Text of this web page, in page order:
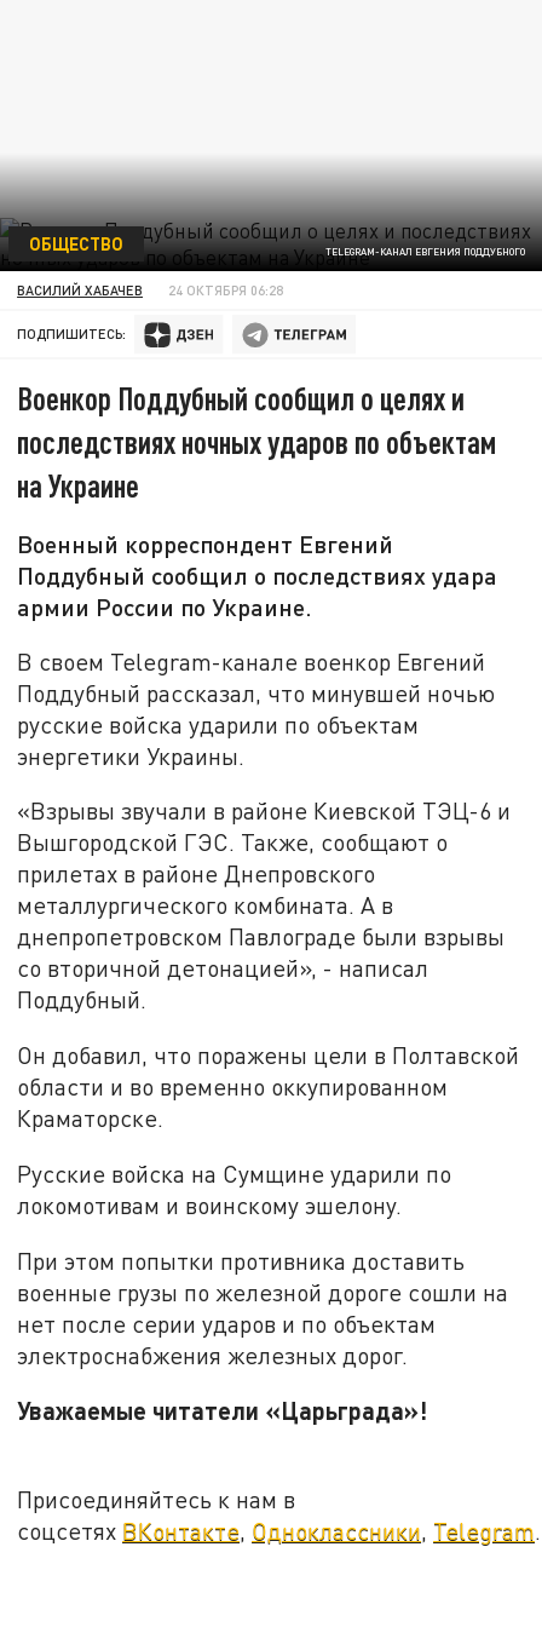
TELEGRAM-КАНАЛ ЕВГЕНИЯ ПОДДУБНОГО
ОБЩЕСТВО
ВАСИЛИЙ ХАБАЧЕВ 24 ОКТЯБРЯ 06:28
ПОДПИШИТЕСЬ:
Военкор Поддубный сообщил о целях и
последствиях ночных ударов по объектам
на Украине
Военный корреспондент Евгений
Поддубный сообщил о последствиях удара
армии России по Украине.
В своем Telegram-канале военкор Евгений
Поддубный рассказал, что минувшей ночью
русские войска ударили по объектам
энергетики Украины.
«Взрывы звучали в районе Киевской ТЭЦ-6 и
Вышгородской ГЭС. Также, сообщают о
прилетах в районе Днепровского
металлургического комбината. А в
днепропетровском Павлограде были взрывы
со вторичной детонацией», - написал
Поддубный.
Он добавил, что поражены цели в Полтавской
области и во временно оккупированном
Краматорске.
Русские войска на Сумщине ударили по
локомотивам и воинскому эшелону.
При этом попытки противника доставить
военные грузы по железной дороге сошли на
нет после серии ударов и по объектам
электроснабжения железных дорог.
Уважаемые читатели «Царьграда»!
Присоединяйтесь к нам в
соцсетях ВКонтакте, Одноклассники, Telegram.